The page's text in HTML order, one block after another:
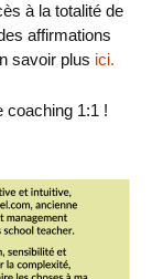
à la totalité de
affirmations
savoir plus ici.
coaching 1:1 !